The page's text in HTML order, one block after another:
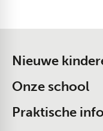
Nieuwe
Onze school
Praktische